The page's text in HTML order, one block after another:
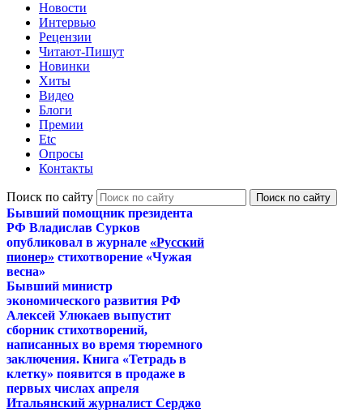
Новости
Интервью
Рецензии
Читают-Пишут
Новинки
Хиты
Видео
Блоги
Премии
Etc
Опросы
Контакты
Поиск по сайту
Бывший помощник президента
РФ Владислав Сурков
опубликовал в журнале «Русский
пионер» стихотворение «Чужая
весна»
Бывший министр
экономического развития РФ
Алексей Улюкаев выпустит
сборник стихотворений,
написанных во время тюремного
заключения. Книга «Тетрадь в
клетку» появится в продаже в
первых числах апреля
Итальянский журналист Серджо